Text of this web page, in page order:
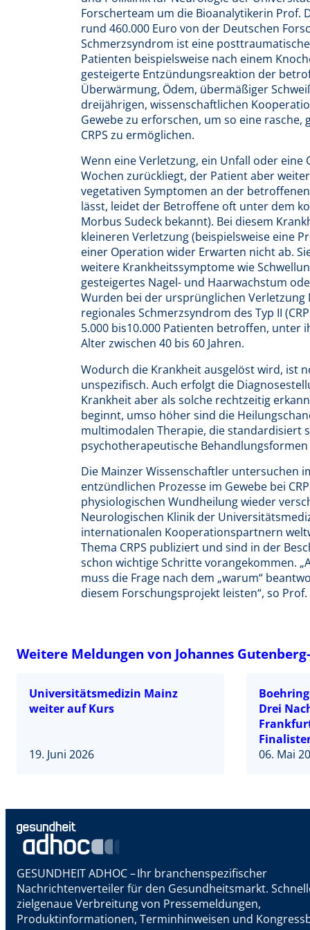
Forscherteam um die Bioanalytikerin Prof.
rund 460.000 Euro von der Deutschen
Schmerzsyndrom ist eine
Patienten beispielsweise nach einem
gesteigerte Entzündungsreaktion der
Überwärmung, Ödem, übermäßiger
dreijährigen, wissenschaftlichen
Gewebe zu erforschen, um so eine
CRPS zu ermöglichen.
Wenn eine Verletzung, ein Unfall oder
Wochen zurückliegt, der Patient aber
vegetativen Symptomen an der
lässt, leidet der Betroffene oft unter dem
Morbus Sudeck bekannt). Bei diesem
kleineren Verletzung (beispielsweise eine
einer Operation wider Erwarten nicht ab.
weitere Krankheitssymptome wie
gesteigertes Nagel- und Haarwachstum
Wurden bei der ursprünglichen Verletzung
regionales Schmerzsyndrom des Typ II
5.000 bis10.000 Patienten betroffen,
Alter zwischen 40 bis 60 Jahren.
Wodurch die Krankheit ausgelöst wird, ist
unspezifisch. Auch erfolgt die
Krankheit aber als solche rechtzeitig
beginnt, umso höher sind die
multimodalen Therapie, die standardisiert
psychotherapeutische
Die Mainzer Wissenschaftler untersuchen
entzündlichen Prozesse im Gewebe bei
physiologischen Wundheilung wieder
Neurologischen Klinik der
internationalen Kooperationspartnern
Thema CRPS publiziert und sind in der
schon wichtige Schritte vorangekommen.
muss die Frage nach dem „warum“
diesem Forschungsprojekt leisten“, so
Weitere Meldungen von Johannes
Universitätsmedizin Mainz
weiter auf Kurs
19. Juni 2026
Drei
06. Mai
GESUNDHEIT ADHOC – Ihr branchenspezifischer
Nachrichtenverteiler für den Gesundheitsmarkt.
zielgenaue Verbreitung von Pressemeldungen,
Produktinformationen, Terminhinweisen und